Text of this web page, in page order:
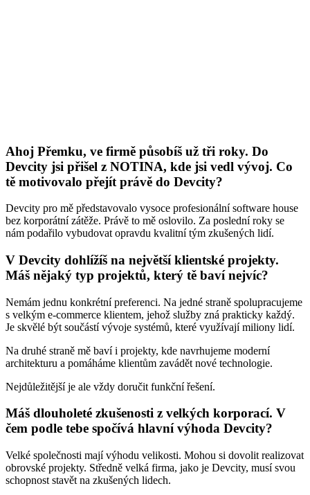
Ahoj Přemku, ve firmě působíš už tři roky. Do
Devcity jsi přišel z NOTINA, kde jsi vedl vývoj. Co
tě motivovalo přejít právě do Devcity?
Devcity pro mě představovalo vysoce profesionální software house
bez korporátní zátěže. Právě to mě oslovilo. Za poslední roky se
nám podařilo vybudovat opravdu kvalitní tým zkušených lidí.
V Devcity dohlížíš na největší klientské projekty.
Máš nějaký typ projektů, který tě baví nejvíc?
Nemám jednu konkrétní preferenci. Na jedné straně spolupracujeme
s velkým e-commerce klientem, jehož služby zná prakticky každý.
Je skvělé být součástí vývoje systémů, které využívají miliony lidí.
Na druhé straně mě baví i projekty, kde navrhujeme moderní
architekturu a pomáháme klientům zavádět nové technologie.
Nejdůležitější je ale vždy doručit funkční řešení.
Máš dlouholeté zkušenosti z velkých korporací. V
čem podle tebe spočívá hlavní výhoda Devcity?
Velké společnosti mají výhodu velikosti. Mohou si dovolit realizovat
obrovské projekty. Středně velká firma, jako je Devcity, musí svou
schopnost stavět na zkušených lidech.